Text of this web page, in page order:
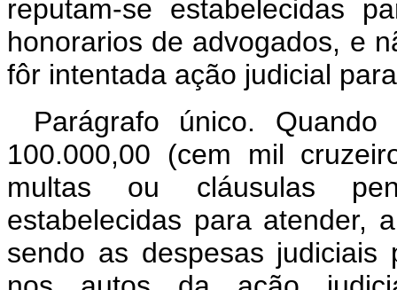
reputam-se estabelecidas
honorarios de advogados, e
fôr intentada ação judicial
Parágrafo único.
100.000,00 (cem mil
multas ou cláusulas
estabelecidas para atender,
sendo as despesas